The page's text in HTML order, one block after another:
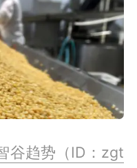
谷趋势（ID：zgt